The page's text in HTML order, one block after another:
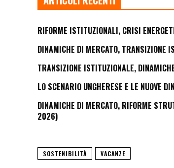
RIFORME ISTITUZIONALI, CRISI
DINAMICHE DI MERCATO,
TRANSIZIONE ISTITUZIONALE,
LO SCENARIO UNGHERESE E LE NUOVE
DINAMICHE DI MERCATO, RIFORME
2026)
SOSTENIBILITÀ VACANZE